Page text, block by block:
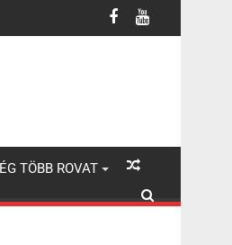
is némileg megváltozik
TÖBB ROVAT